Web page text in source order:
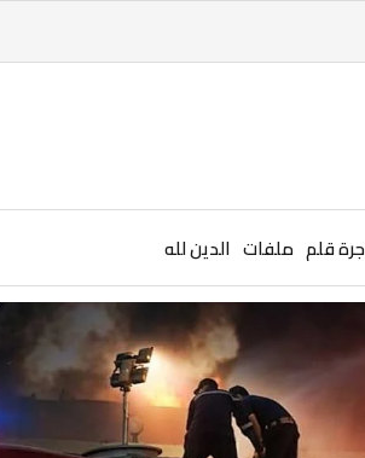
جرة قلم ملفات الدين لله